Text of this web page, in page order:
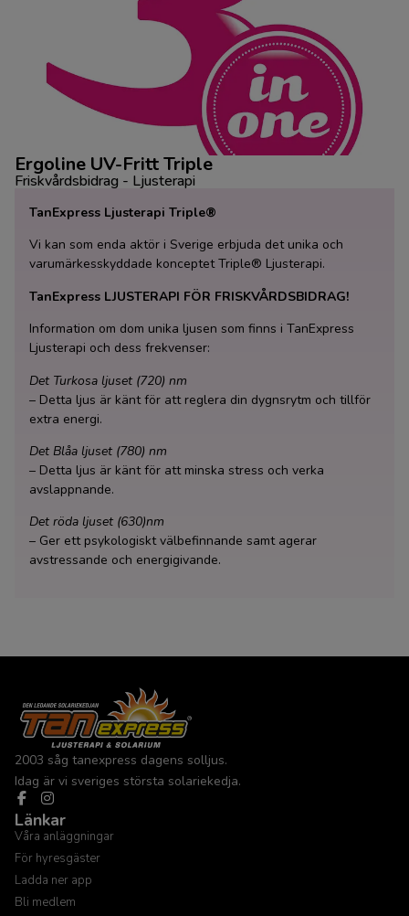
Ergoline UV-Fritt Triple
Friskvårdsbidrag - Ljusterapi
TanExpress Ljusterapi Triple®
Vi kan som enda aktör i Sverige erbjuda det unika och
varumärkesskyddade konceptet Triple® Ljusterapi.
TanExpress LJUSTERAPI FÖR FRISKVÅRDSBIDRAG!
Information om dom unika ljusen som finns i TanExpress
Ljusterapi och dess frekvenser:
Det Turkosa ljuset (720) nm
– Detta ljus är känt för att reglera din dygnsrytm och tillför
extra energi.
Det Blåa ljuset (780) nm
– Detta ljus är känt för att minska stress och verka
avslappnande.
Det röda ljuset (630)nm
– Ger ett psykologiskt välbefinnande samt agerar
avstressande och energigivande.
2003 såg tanexpress dagens solljus.
Idag är vi sveriges största solariekedja.
Länkar
Våra anläggningar
För hyresgäster
Ladda ner app
Bli medlem